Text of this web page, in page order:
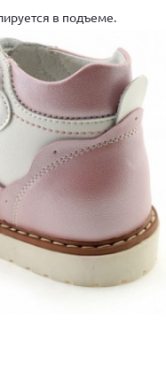
в подъеме.